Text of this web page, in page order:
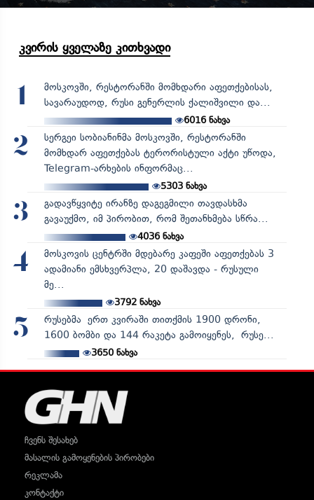
კვირის ყველაზე კითხვადი
1
მოსკოვში, რესტორანში მომხდარი აფეთქებისას,
სავარაუდოდ, რუსი გენერლის ქალიშვილი და...
6016ნახვა
2
სერგეი სობიანინმა მოსკოვში, რესტორანში
მომხდარ აფეთქებას ტერორისტული აქტი უწოდა,
Telegram-არხების ინფორმაც...
5303ნახვა
3
გადავწყვიტე ირანზე დაგეგმილი თავდასხმა
გავაუქმო, იმ პირობით, რომ შეთანხმება სწრა...
4036ნახვა
4
მოსკოვის ცენტრში მდებარე კაფეში აფეთქებას 3
ადამიანი ემსხვერპლა, 20 დაშავდა - რუსული
მე...
3792ნახვა
5
რუსებმა ერთ კვირაში თითქმის 1900 დრონი,
1600 ბომბი და 144 რაკეტა გამოიყენეს, რუსე...
3650ნახვა
ჩვენს შესახებ
მასალის გამოყენების პირობები
რეკლამა
კონტაქტი